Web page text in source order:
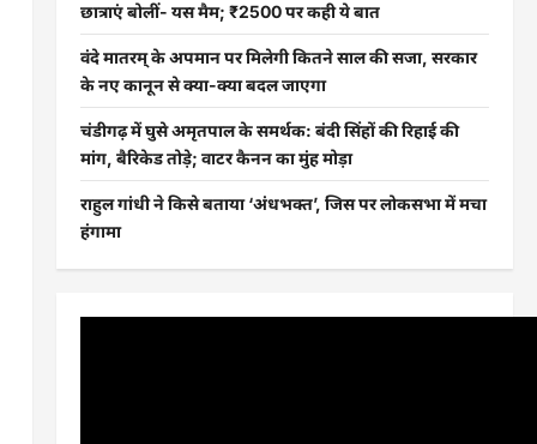
छात्राएं बोलीं- यस मैम; ₹2500 पर कही ये बात
वंदे मातरम् के अपमान पर मिलेगी कितने साल की सजा, सरकार
के नए कानून से क्या-क्या बदल जाएगा
चंडीगढ़ में घुसे अमृतपाल के समर्थक: बंदी सिंहों की रिहाई की
मांग, बैरिकेड तोड़े; वाटर कैनन का मुंह मोड़ा
राहुल गांधी ने किसे बताया ‘अंधभक्त’, जिस पर लोकसभा में मचा
हंगामा